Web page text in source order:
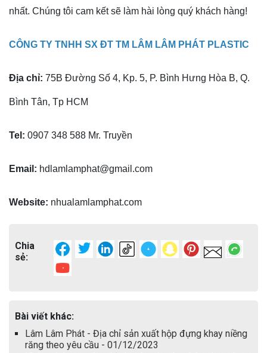
nhất. Chúng tôi cam kết sẽ làm hài lòng quý khách hàng!
CÔNG TY TNHH SX ĐT TM LÂM LÂM PHÁT PLASTIC
Địa chỉ: 75B Đường Số 4, Kp. 5, P. Bình Hưng Hòa B, Q.
Bình Tân, Tp HCM
Tel: 0907 348 588 Mr. Truyền
Email: hdlamlamphat@gmail.com
Website: nhualamlamphat.com
Chia
sẻ:
Bài viết khác:
Lâm Lâm Phát - Địa chỉ sản xuất hộp đựng khay niềng
răng theo yêu cầu - 01/12/2023